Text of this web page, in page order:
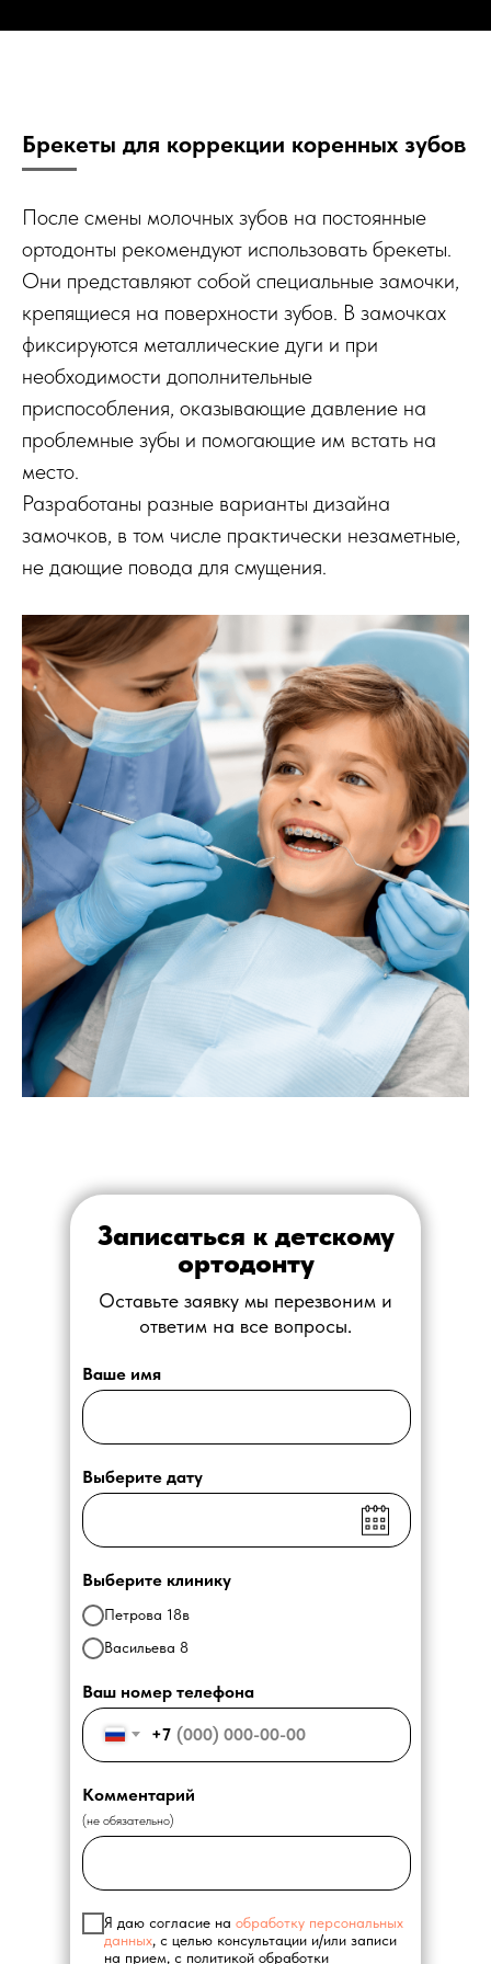
Брекеты для коррекции коренных зубов
После смены молочных зубов на постоянные
ортодонты рекомендуют использовать брекеты.
Они представляют собой специальные замочки,
крепящиеся на поверхности зубов. В замочках
фиксируются металлические дуги и при
необходимости дополнительные
приспособления, оказывающие давление на
проблемные зубы и помогающие им встать на
место.
Разработаны разные варианты дизайна
замочков, в том числе практически незаметные,
не дающие повода для смущения.
Оставьте заявку мы перезвоним и
ответим на все вопросы.
Записаться к детскому
ортодонту
Ваше имя
Выберите дату
Выберите клинику
Петрова 18в
Васильева 8
Ваш номер телефона
+7
Комментарий
(не обязательно)
Я даю согласие на обработку персональных
данных, с целью консультации и/или записи
на прием, с политикой обработки